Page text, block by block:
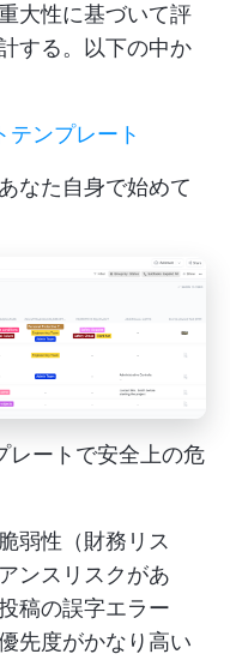
大性に基づいて評
する。以下の中か
ンプレート
なた自身で始めて
レートで安全上の危
弱性（財務リス
ンスリスクがあ
稿の誤字エラー
先度がかなり高い